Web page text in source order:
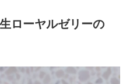
ローヤルゼリーの